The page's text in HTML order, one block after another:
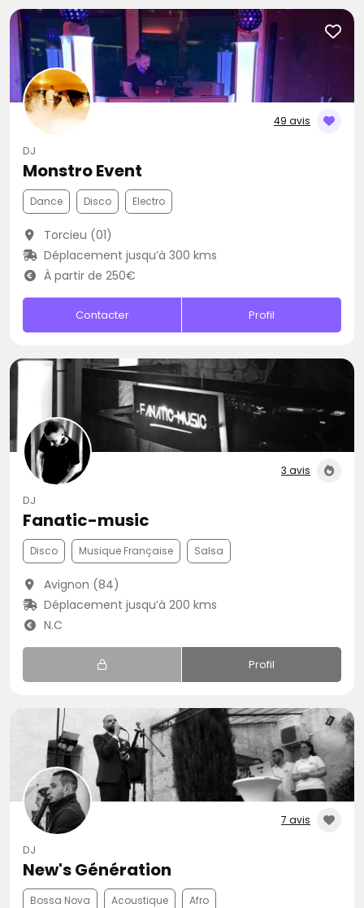
49 avis
DJ
Monstro Event
Dance Disco Electro
Torcieu (01)
Déplacement jusqu’à 300 kms
À partir de 250€
Contacter Profil
3 avis
DJ
Fanatic-music
Disco Musique Française Salsa
Avignon (84)
Déplacement jusqu’à 200 kms
N.C
Profil
7 avis
DJ
New's Génération
Bossa Nova Acoustique Afro